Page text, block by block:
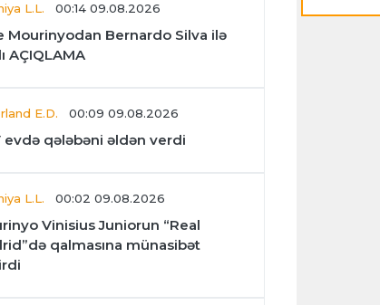
L.L. 00:14 09.08.2026
Mourinyodan Bernardo Silva ilə
AÇIQLAMA
E.D. 00:09 09.08.2026
evdə qələbəni əldən verdi
L.L. 00:02 09.08.2026
Vinisius Juniorun “Real
qalmasına münasibət